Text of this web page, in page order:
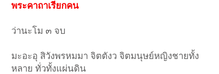
พระคาถาเรียกคน
ว่านะโม ๓ จบ
มะอะอุ สิวังพรหมมา จิตตังว จิตมนุษย์หญิงชายทั้ง
หลาย ทั่วทั้งแผ่นดิน